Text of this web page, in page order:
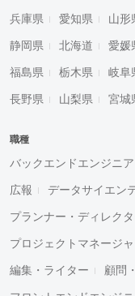
兵庫県 愛知県 山形
静岡県 北海道 愛媛
福島県 栃木県 岐阜
長野県 山梨県 宮城
職種
バックエンドエンジニア
広報 データサイエン
プランナー・ディレク
プロジェクトマネージ
編集・ライター 顧問